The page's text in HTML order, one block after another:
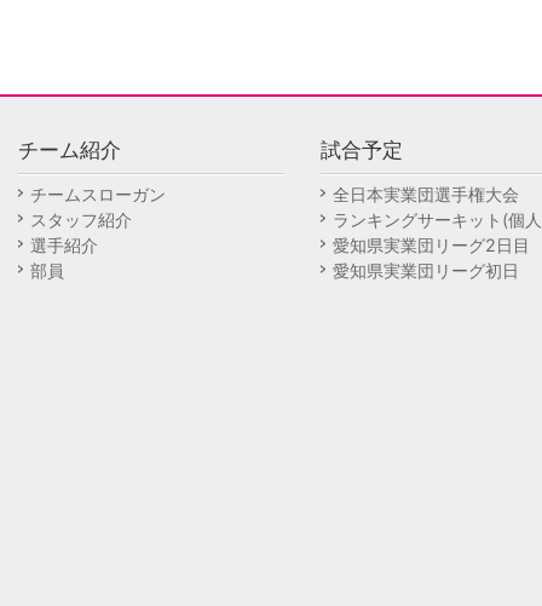
チーム紹介
チームスローガン
スタッフ紹介
選手紹介
部員
試合予定
全日本実業団選手権大会
ランキングサーキット(個
愛知県実業団リーグ2日目
愛知県実業団リーグ初日